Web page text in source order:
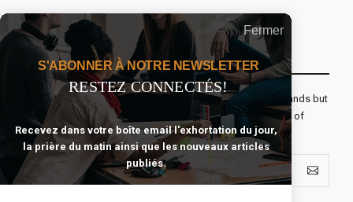
Recevoir Notre Newsletter Chaque Matin
The real voyage of discovery consists not in seeking new lands but
seeing with new eyes. All journeys have secret destinations of
which the traveler is unaware.
Fermer
S'ABONNER À NOTRE NEWSLETTER
RESTEZ CONNECTÉS!
Recevez dans votre boîte email l'exhortation du jour,
la prière du matin ainsi que les nouveaux articles
publiés.